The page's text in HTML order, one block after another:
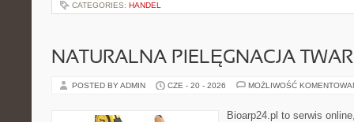
CATEGORIES: HANDEL
NATURALNA PIELĘGNACJA
POSTED BY ADMIN CZE - 20 - 2026 MOŻLIWOŚĆ
Bioarp24.pl to serwis